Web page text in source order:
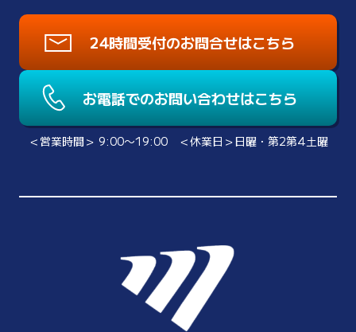
24時間受付のお問合せはこちら
お電話でのお問い合わせはこちら
＜営業時間＞ 9:00〜19:00 ＜休業日＞日曜・第2第4土曜